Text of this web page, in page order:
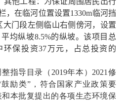
，在临河位置设置1330m临河挡
大门段左侧临山右侧傍河，设置
均纵坡8.5%的纵坡。该项目总
环保投资37万元，占总投资的
指导目录（2019年本）2021修
励类”，符合国家产业政策要
本批复提出的各项生态环境保